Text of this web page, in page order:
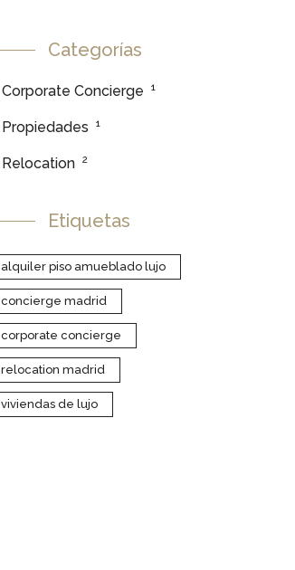
Categorías
Corporate Concierge 1
Propiedades 1
Relocation 2
Etiquetas
alquiler piso amueblado lujo
concierge madrid
corporate concierge
relocation madrid
viviendas de lujo